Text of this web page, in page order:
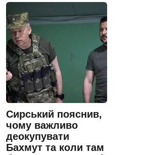
Сирський пояснив,
чому важливо
деокупувати
Бахмут та коли там